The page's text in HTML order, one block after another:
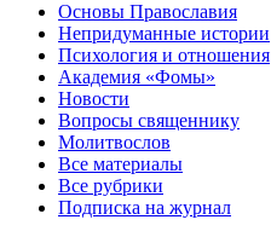
Основы Православия
Непридуманные истории
Психология и отношения
Академия «Фомы»
Новости
Вопросы священнику
Молитвослов
Все материалы
Все рубрики
Подписка на журнал